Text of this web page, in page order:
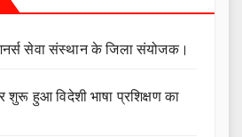
सेवा संस्थान के जिला संयोजक।
शुरू हुआ विदेशी भाषा प्रशिक्षण का